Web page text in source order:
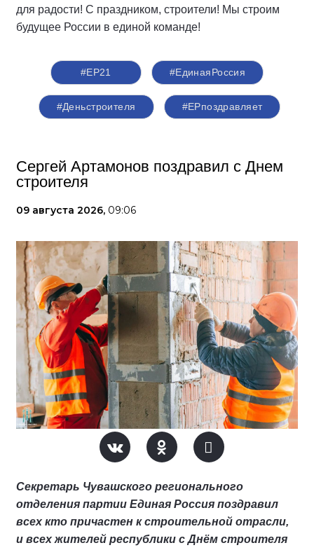
для радости! С праздником, строители! Мы строим
будущее России в единой команде!
#ЕР21 #ЕдинаяРоссия
#Деньстроителя #ЕРпоздравляет
Сергей Артамонов поздравил с Днем
строителя
09 августа 2026, 09:06
Секретарь Чувашского регионального
отделения партии Единая Россия поздравил
всех кто причастен к строительной отрасли,
и всех жителей республики с Днём строителя